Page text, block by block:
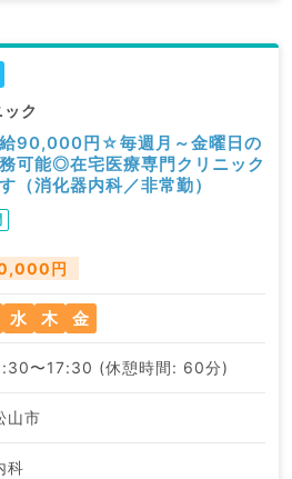
ク
給90,000円☆毎週月～金曜日の
可能◎在宅医療専門クリニック
（消化器内科／非常勤）
円
水 木 金
〜17:30 (休憩時間: 60分)
山市
科